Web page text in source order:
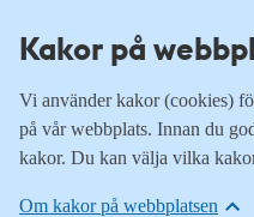
Kakor på
Vi använder kakor (cookies)
på vår webbplats. Innan du
kakor. Du kan välja vilka
Om kakor på webbplatsen